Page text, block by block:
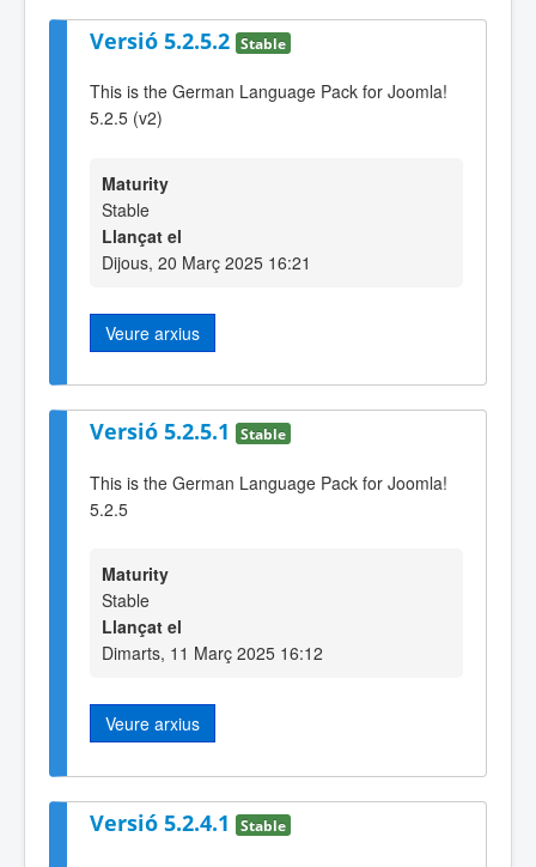
Versió 5.2.5.2 Stable
This is the German Language Pack for Joomla!
5.2.5 (v2)
Maturity
Stable
Llançat el
Dijous, 20 Març 2025 16:21
Veure arxius
Versió 5.2.5.1 Stable
This is the German Language Pack for Joomla!
5.2.5
Maturity
Stable
Llançat el
Dimarts, 11 Març 2025 16:12
Veure arxius
Versió 5.2.4.1 Stable